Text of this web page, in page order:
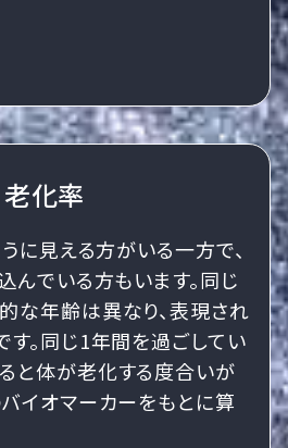
老化率
に見える方がいる一方で、
んでいる方もいます。同じ
な年齢は異なり、表現され
。同じ1年間を過ごしてい
と体が老化する度合いが
イオマーカーをもとに算